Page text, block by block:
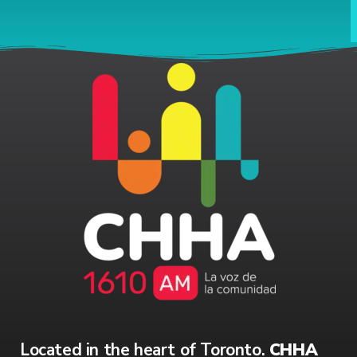
Located in the heart of Toronto. CHHA